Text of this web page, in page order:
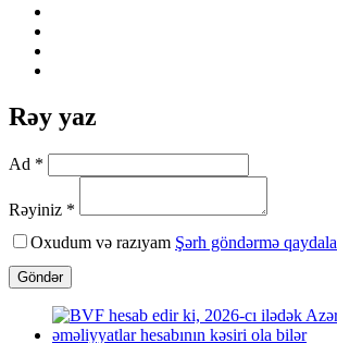
Rəy yaz
Ad *
Rəyiniz *
Oxudum və razıyam Şərh göndərmə
Göndər